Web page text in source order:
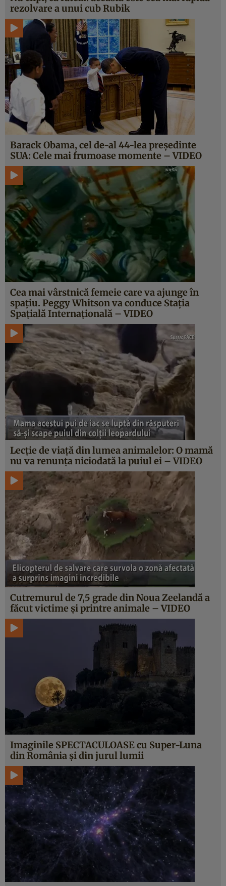
rezolvare a unui cub Rubik
Barack Obama, cel de-al 44-lea preşedinte
SUA: Cele mai frumoase momente – VIDEO
Cea mai vârstnică femeie care va ajunge în
spaţiu. Peggy Whitson va conduce Staţia
Spaţială Internaţională – VIDEO
Lecţie de viaţă din lumea animalelor: O mamă
nu va renunţa niciodată la puiul ei – VIDEO
Cutremurul de 7,5 grade din Noua Zeelandă a
făcut victime şi printre animale – VIDEO
Imaginile SPECTACULOASE cu Super-Luna
din România şi din jurul lumii